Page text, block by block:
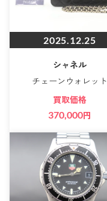
2025.12.25
シャネル
チェーンウォレット
買取価格
370,000円